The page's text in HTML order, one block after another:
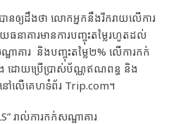
ានឲ្យដឹងថា លោកអ្នកនឹងរីករាយលើការ
ាគារមានការបញ្ចុះតម្លៃរហូតដល់​​
ាគារ និងបញ្ចុះតម្លៃ២% លើការកក់
ដោយប្រើប្រាស់ប័ណ្ណឥណពន្ធ និង
ៅលើគេហទំព័រ Trip.com។
រាល់ការកក់សណ្ឋាគារ